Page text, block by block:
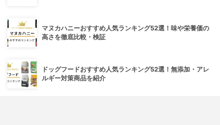
マヌカハニーおすすめ人気ランキング52選！味や栄養価の
高さを徹底比較・検証
ドッグフードおすすめ人気ランキング52選！無添加・アレ
ルギー対策商品を紹介